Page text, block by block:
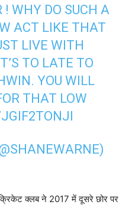
WHY DO SUCH A
ACT LIKE THAT
LIVE WITH
TO LATE TO
YOU WILL
THAT LOW
क्लब ने 2017 में दूसरे छोर पर